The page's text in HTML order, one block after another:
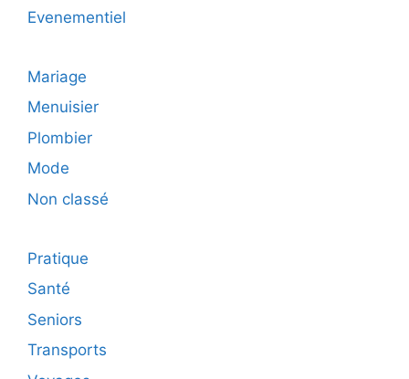
Evenementiel
Mariage
Menuisier
Plombier
Mode
Non classé
Pratique
Santé
Seniors
Transports